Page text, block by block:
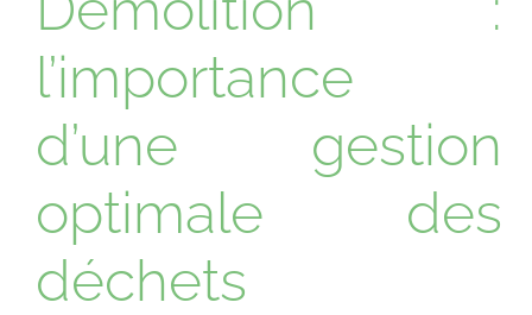
l’importance
d’une gestion
optimale des
déchets